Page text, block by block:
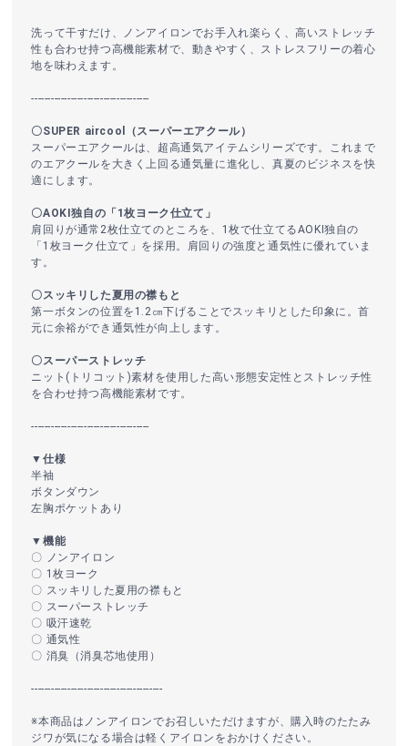
洗って干すだけ、ノンアイロンでお手入れ楽らく、高いストレッチ
性も合わせ持つ高機能素材で、動きやすく、ストレスフリーの着心
地を味わえます。
------------------------------------
〇SUPER aircool（スーパーエアクール）
スーパーエアクールは、超高通気アイテムシリーズです。これまで
のエアクールを大きく上回る通気量に進化し、真夏のビジネスを快
適にします。
〇AOKI独自の「1枚ヨーク仕立て」
肩回りが通常2枚仕立てのところを、1枚で仕立てるAOKI独自の
「1枚ヨーク仕立て」を採用。肩回りの強度と通気性に優れていま
す。
〇スッキリした夏用の襟もと
第一ボタンの位置を1.2㎝下げることでスッキリとした印象に。首
元に余裕ができ通気性が向上します。
〇スーパーストレッチ
ニット(トリコット)素材を使用した高い形態安定性とストレッチ性
を合わせ持つ高機能素材です。
------------------------------------
▼仕様
半袖
ボタンダウン
左胸ポケットあり
▼機能
〇 ノンアイロン
〇 1枚ヨーク
〇 スッキリした夏用の襟もと
〇 スーパーストレッチ
〇 吸汗速乾
〇 通気性
〇 消臭（消臭芯地使用）
----------------------------------------
※本商品はノンアイロンでお召しいただけますが、購入時のたたみ
ジワが気になる場合は軽くアイロンをおかけください。